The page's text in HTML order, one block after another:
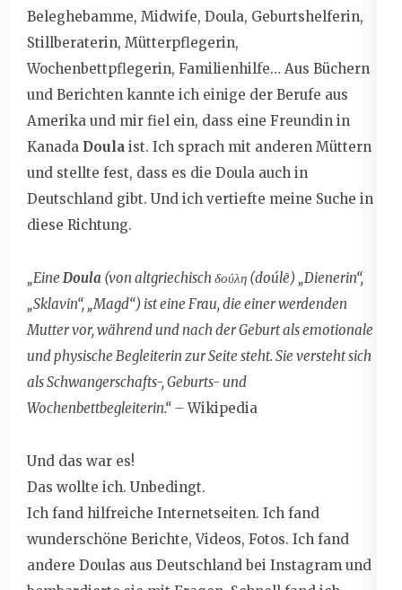
Beleghebamme, Midwife, Doula, Geburtshelferin,
Stillberaterin, Mütterpflegerin,
Wochenbettpflegerin, Familienhilfe… Aus Büchern
und Berichten kannte ich einige der Berufe aus
Amerika und mir fiel ein, dass eine Freundin in
Kanada Doula ist. Ich sprach mit anderen Müttern
und stellte fest, dass es die Doula auch in
Deutschland gibt. Und ich vertiefte meine Suche in
diese Richtung.
„Eine Doula (von altgriechisch δούλη (doúlē) „Dienerin“,
„Sklavin“, „Magd“) ist eine Frau, die einer werdenden
Mutter vor, während und nach der Geburt als emotionale
und physische Begleiterin zur Seite steht. Sie versteht sich
als Schwangerschafts-, Geburts- und
Wochenbettbegleiterin.“ –Wikipedia
Und das war es!
Das wollte ich. Unbedingt.
Ich fand hilfreiche Internetseiten. Ich fand
wunderschöne Berichte, Videos, Fotos. Ich fand
andere Doulas aus Deutschland bei Instagram und